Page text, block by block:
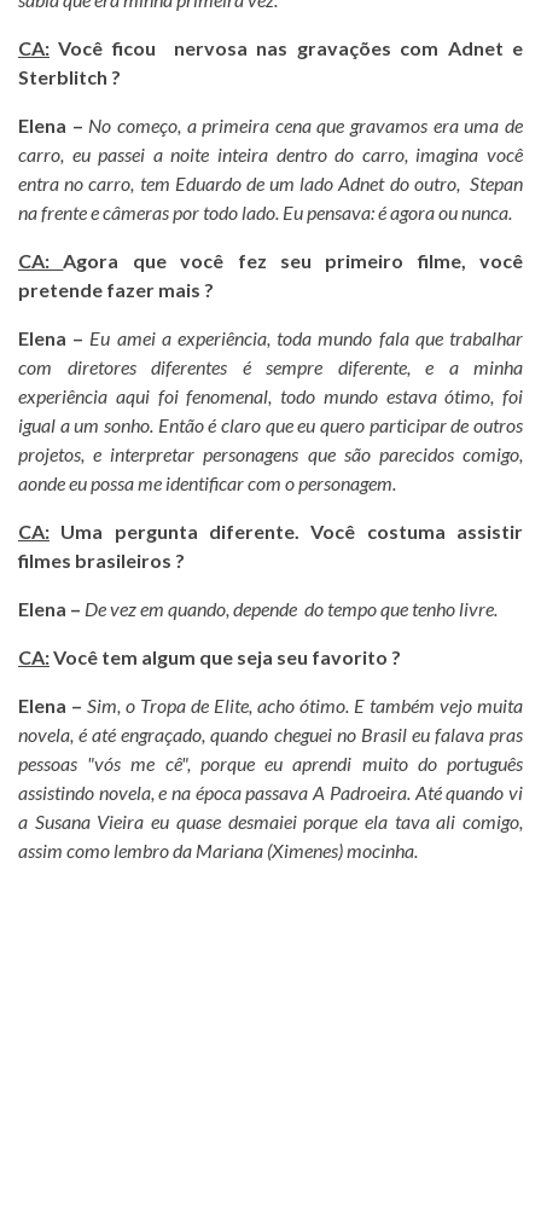
CA: Você ficou nervosa nas gravações com Adnet e
Sterblitch ?
Elena – No começo, a primeira cena que gravamos era uma de
carro, eu passei a noite inteira dentro do carro, imagina você
entra no carro, tem Eduardo de um lado Adnet do outro, Stepan
na frente e câmeras por todo lado. Eu pensava: é agora ou nunca.
CA:Agora que você fez seu primeiro filme, você
pretende fazer mais ?
Elena – Eu amei a experiência, toda mundo fala que trabalhar
com diretores diferentes é sempre diferente, e a minha
experiência aqui foi fenomenal, todo mundo estava ótimo, foi
igual a um sonho. Então é claro que eu quero participar de outros
projetos, e interpretar personagens que são parecidos comigo,
aonde eu possa me identificar com o personagem.
CA: Uma pergunta diferente. Você costuma assistir
filmes brasileiros ?
Elena – De vez em quando, depende do tempo que tenho livre.
CA:Você tem algum que seja seu favorito ?
Elena – Sim, o Tropa de Elite, acho ótimo. E também vejo muita
novela, é até engraçado, quando cheguei no Brasil eu falava pras
pessoas "vós me cê", porque eu aprendi muito do português
assistindo novela, e na época passava A Padroeira. Até quando vi
a Susana Vieira eu quase desmaiei porque ela tava ali comigo,
assim como lembro da Mariana (Ximenes) mocinha.